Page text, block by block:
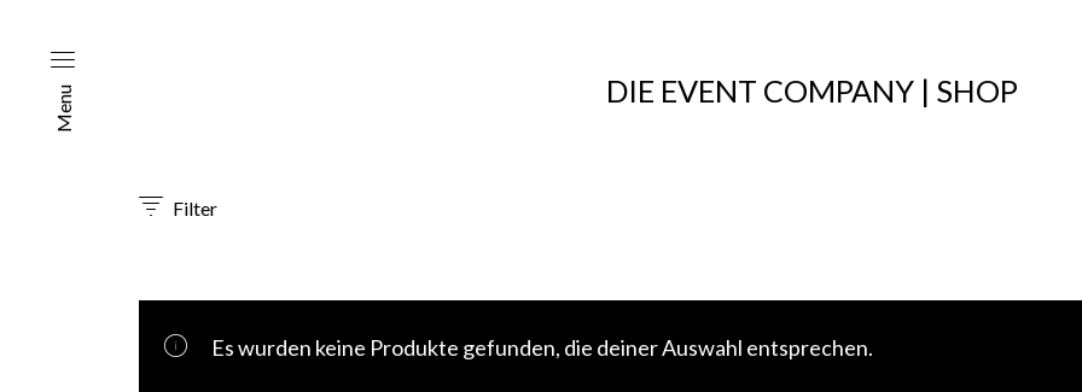
Menu DIE EVENT COMPANY | SHOP
Filter
Es wurden keine Produkte gefunden, die deiner Auswahl entsprechen.